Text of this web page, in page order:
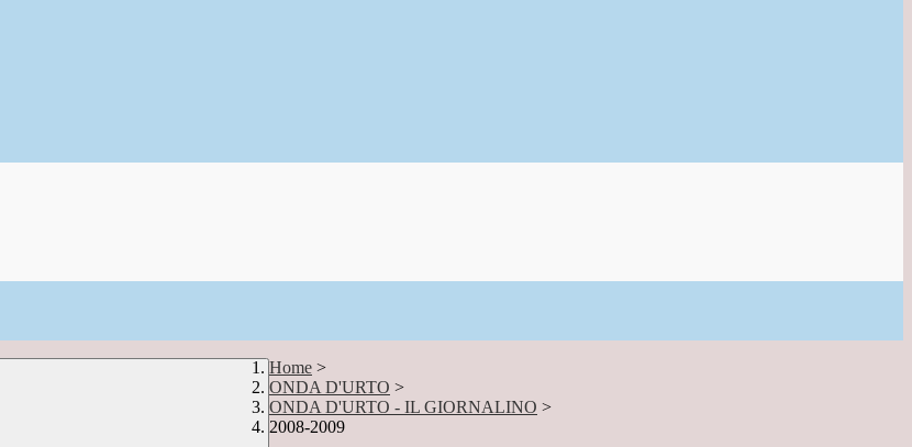
Home >
ONDA D'URTO >
ONDA D'URTO - IL GIORNALINO >
2008-2009